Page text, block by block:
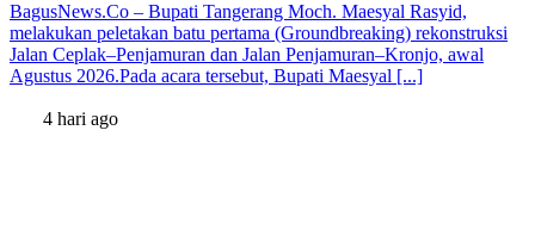
BagusNews.Co – Bupati Tangerang Moch. Maesyal Rasyid,
melakukan peletakan batu pertama (Groundbreaking) rekonstruksi
Jalan Ceplak–Penjamuran dan Jalan Penjamuran–Kronjo, awal
Agustus 2026.Pada acara tersebut, Bupati Maesyal [...]
4 hari ago